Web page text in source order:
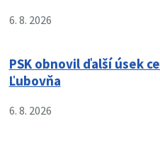
6. 8. 2026
PSK obnovil ďalší úsek
Ľubovňa
6. 8. 2026